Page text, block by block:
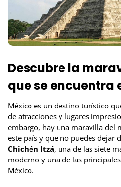
Descubre la
que se encuentra
México es un destino turístico
de atracciones y lugares
embargo, hay una maravilla del
este país y que no puedes dejar
Chichén Itzá, una de las siete
moderno y una de las
México.